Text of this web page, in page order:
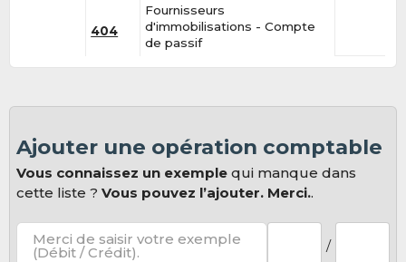
404
Fournisseurs
d'immobilisations - Compte
de passif
Ajouter une opération comptable
Vous connaissez un exemple qui manque dans
cette liste ?Vous pouvez l’ajouter. Merci..
Merci de saisir votre exemple
(Débit / Crédit). /